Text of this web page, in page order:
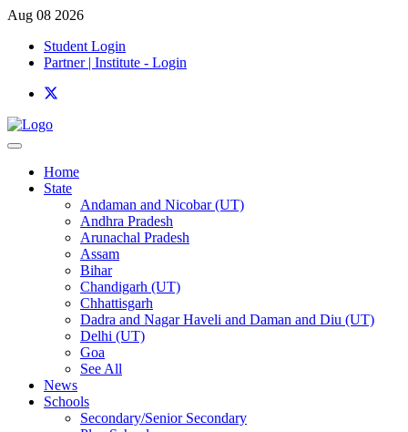
Aug 08 2026
Student Login
Partner | Institute - Login
Home
State
Andaman and Nicobar (UT)
Andhra Pradesh
Arunachal Pradesh
Assam
Bihar
Chandigarh (UT)
Chhattisgarh
Dadra and Nagar Haveli and Daman and Diu (UT)
Delhi (UT)
Goa
See All
News
Schools
Secondary/Senior Secondary